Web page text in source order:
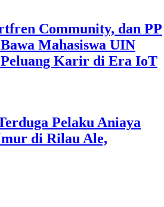
Community, dan PP
Mahasiswa UIN
Karir di Era IoT
Pelaku Aniaya
di Rilau Ale,